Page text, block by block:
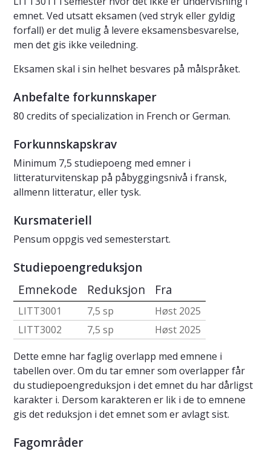
emnet. Ved utsatt eksamen (ved stryk eller gyldig
forfall) er det mulig å levere eksamensbesvarelse,
men det gis ikke veiledning.
Eksamen skal i sin helhet besvares på målspråket.
Anbefalte forkunnskaper
80 credits of specialization in French or German.
Forkunnskapskrav
Minimum 7,5 studiepoeng med emner i
litteraturvitenskap på påbyggingsnivå i fransk,
allmenn litteratur, eller tysk.
Kursmateriell
Pensum oppgis ved semesterstart.
Studiepoengreduksjon
Emnekode Reduksjon Fra
LITT3001 7,5 sp
Høst 2025
LITT3002
7,5 sp
Høst 2025
Dette emne har faglig overlapp med emnene i
tabellen over. Om du tar emner som overlapper får
du studiepoengreduksjon i det emnet du har dårligst
karakter i. Dersom karakteren er lik i de to emnene
gis det reduksjon i det emnet som er avlagt sist.
Fagområder